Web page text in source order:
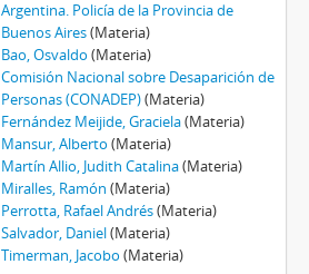
Argentina. Policía de la Provincia de
Buenos Aires(Materia)
Bao, Osvaldo (Materia)
Comisión Nacional sobre Desaparición de
Personas (CONADEP)(Materia)
Fernández Meijide, Graciela(Materia)
Mansur, Alberto (Materia)
Martín Allio, Judith Catalina(Materia)
Miralles, Ramón (Materia)
Perrotta, Rafael Andrés(Materia)
Salvador, Daniel(Materia)
Timerman, Jacobo (Materia)